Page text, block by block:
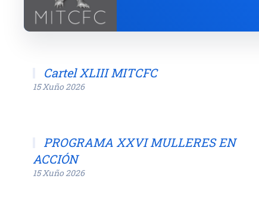
Cartel XLIII MITCFC
15 Xuño 2026
PROGRAMA XXVI MULLERES EN
ACCIÓN
15 Xuño 2026